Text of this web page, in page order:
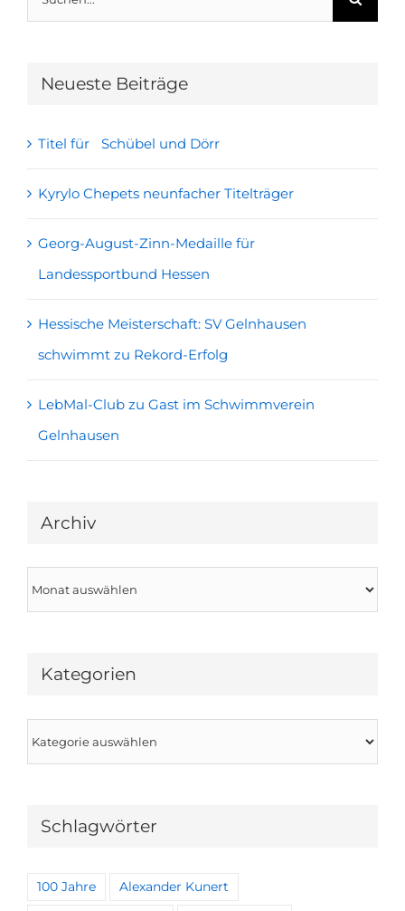
nach:
Neueste Beiträge
Titel für Schübel und Dörr
Kyrylo Chepets neunfacher Titelträger
Georg-August-Zinn-Medaille für
Landessportbund Hessen
Hessische Meisterschaft: SV Gelnhausen
schwimmt zu Rekord-Erfolg
LebMal-Club zu Gast im Schwimmverein
Gelnhausen
Archiv
Kategorien
Kategorien
Schlagwörter
100 Jahre Alexander Kunert